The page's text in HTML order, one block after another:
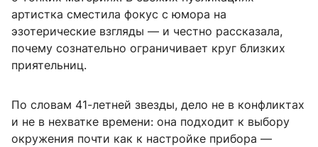
артистка сместила фокус с юмора на
эзотерические взгляды — и честно рассказала,
почему сознательно ограничивает круг близких
приятельниц.
По словам 41-летней звезды, дело не в конфликтах
и не в нехватке времени: она подходит к выбору
окружения почти как к настройке прибора —